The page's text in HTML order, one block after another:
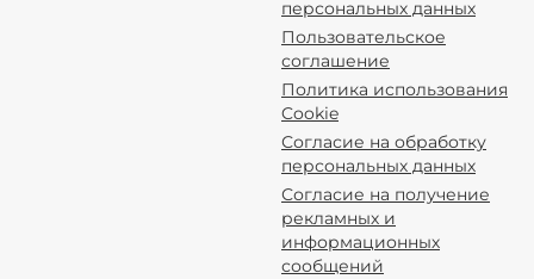
персональных данных
Пользовательское
соглашение
Политика использования
Cookie
Согласие на обработку
персональных данных
Согласие на получение
рекламных и
информационных
сообщений